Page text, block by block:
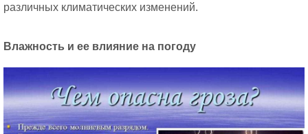
различных климатических изменений.
Влажность и ее влияние на погоду